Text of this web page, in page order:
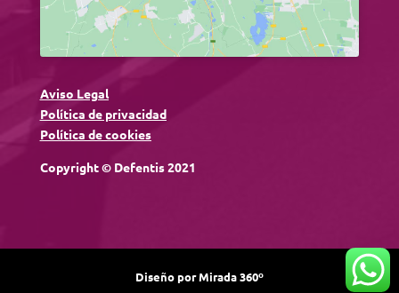
Aviso Legal
Política de privacidad
Política de cookies
Copyright© Defentis 2021
Diseño por Mirada 360º